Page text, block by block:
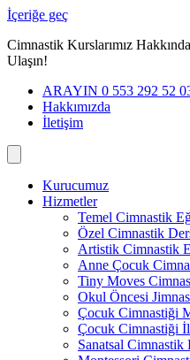
İçeriğe geç
Cimnastik Kurslarımız
Ulaşın!
ARAYIN 0 553 292 52
Hakkımızda
İletişim
Kurucumuz
Hizmetler
Temel Cimnastik
Özel Cimnastik
Artistik Cimnastik
Anne Çocuk
Tiny Moves
Okul Öncesi
Çocuk Cimnastiği
Çocuk Cimnastiği
Sanatsal Cimnastik